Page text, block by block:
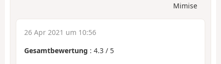
Mimise
26 Apr 2021 um 10:56
Gesamtbewertung : 4.3 / 5